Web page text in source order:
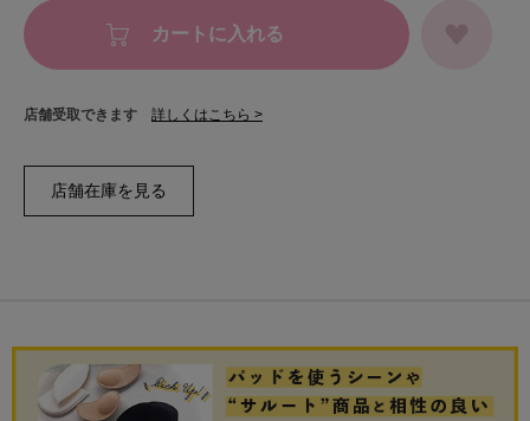
カートに入れる
店舗受取できます 詳しくはこちら >